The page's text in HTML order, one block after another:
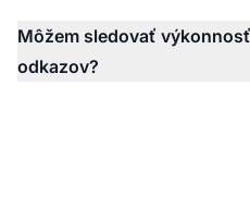
Môžem sledovať
odkazov?